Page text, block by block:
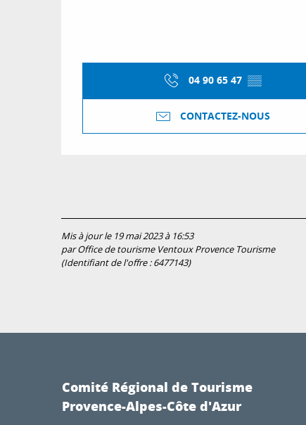
04 90 65 47 ▒▒
CONTACTEZ-NOUS
Mis à jour le 19 mai 2023 à 16:53
par Office de tourisme Ventoux Provence Tourisme
(Identifiant de l'offre :6477143)
Comité Régional de Tourisme
Provence-Alpes-Côte d'Azur